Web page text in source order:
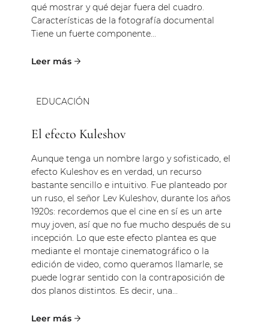
qué mostrar y qué dejar fuera del cuadro.
Características de la fotografía documental
Tiene un fuerte componente...
El efecto Kuleshov
Aunque tenga un nombre largo y sofisticado, el
efecto Kuleshov es en verdad, un recurso
bastante sencillo e intuitivo. Fue planteado por
un ruso, el señor Lev Kuleshov, durante los años
1920s: recordemos que el cine en sí es un arte
muy joven, así que no fue mucho después de su
incepción. Lo que este efecto plantea es que
mediante el montaje cinematográfico o la
edición de video, como queramos llamarle, se
puede lograr sentido con la contraposición de
dos planos distintos. Es decir, una...
EDUCACIÓN